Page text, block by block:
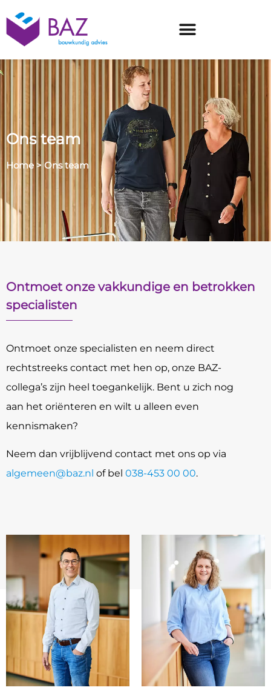
Ons team
Home > Ons team
Ontmoet onze vakkundige en betrokken
specialisten
Ontmoet onze specialisten en neem direct
rechtstreeks contact met hen op, onze BAZ-
collega’s zijn heel toegankelijk. Bent u zich nog
aan het oriënteren en wilt u alleen even
kennismaken?
Neem dan vrijblijvend contact met ons op via
algemeen@baz.nl of bel 038-453 00 00.